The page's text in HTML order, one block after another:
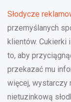
Słodycze
przemyślanych
klientów. Cukierki
to, aby
przekazać mu
więcej, wystarczy
nietuzinkową